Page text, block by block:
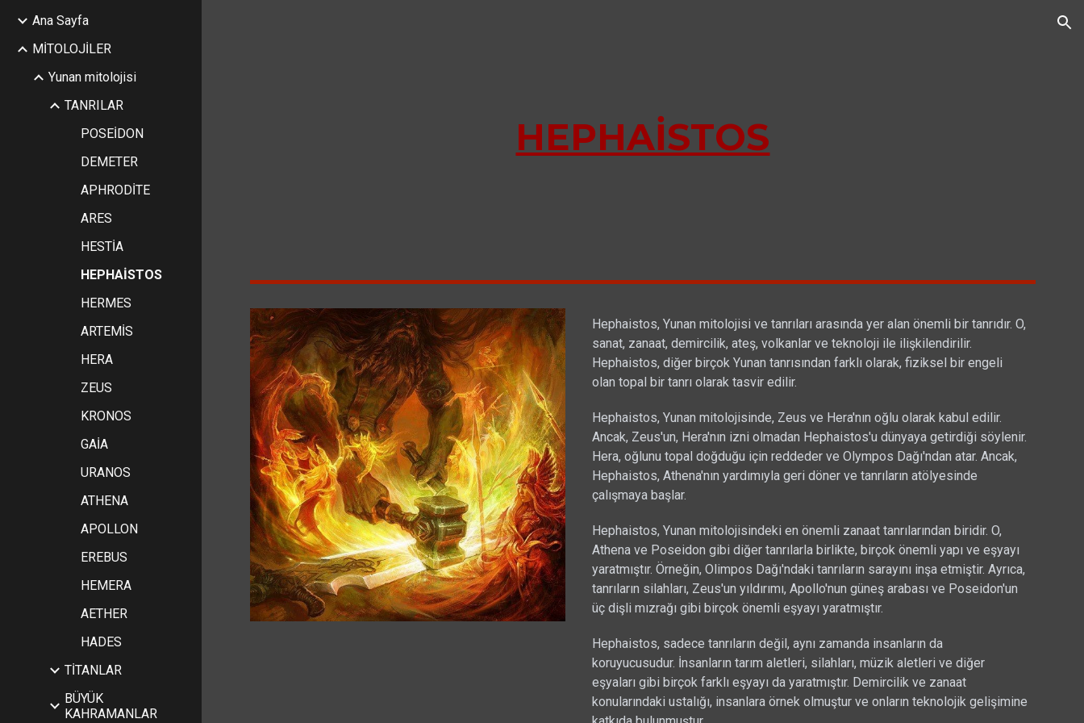
Ana Sayfa
MİTOLOJİLER
Yunan mitolojisi
TANRILAR
POSEİDON
DEMETER
APHRODİTE
ARES
HESTİA
HEPHAİSTOS
HERMES
ARTEMİS
HERA
ZEUS
KRONOS
GAİA
URANOS
ATHENA
APOLLON
EREBUS
HEMERA
AETHER
HADES
TİTANLAR
BÜYÜK
KAHRAMANLAR
HEPHAİSTOS
Hephaistos, Yunan mitolojisi ve tanrıları arasında yer alan önemli bir tanrıdır. O,
sanat, zanaat, demircilik, ateş, volkanlar ve teknoloji ile ilişkilendirilir.
Hephaistos, diğer birçok Yunan tanrısından farklı olarak, fiziksel bir engeli
olan topal bir tanrı olarak tasvir edilir.
Hephaistos, Yunan mitolojisinde, Zeus ve Hera'nın oğlu olarak kabul edilir.
Ancak, Zeus'un, Hera'nın izni olmadan Hephaistos'u dünyaya getirdiği söylenir.
Hera, oğlunu topal doğduğu için reddeder ve Olympos Dağı'ndan atar. Ancak,
Hephaistos, Athena'nın yardımıyla geri döner ve tanrıların atölyesinde
çalışmaya başlar.
Hephaistos, Yunan mitolojisindeki en önemli zanaat tanrılarından biridir. O,
Athena ve Poseidon gibi diğer tanrılarla birlikte, birçok önemli yapı ve eşyayı
yaratmıştır. Örneğin, Olimpos Dağı'ndaki tanrıların sarayını inşa etmiştir. Ayrıca,
tanrıların silahları, Zeus'un yıldırımı, Apollo'nun güneş arabası ve Poseidon'un
üç dişli mızrağı gibi birçok önemli eşyayı yaratmıştır.
Hephaistos, sadece tanrıların değil, aynı zamanda insanların da
koruyucusudur. İnsanların tarım aletleri, silahları, müzik aletleri ve diğer
eşyaları gibi birçok farklı eşyayı da yaratmıştır. Demircilik ve zanaat
konularındaki ustalığı, insanlara örnek olmuştur ve onların teknolojik gelişimine